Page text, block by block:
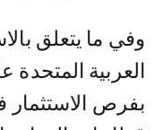
وفي ما يتعلق
العربية المتحدة
بفرص